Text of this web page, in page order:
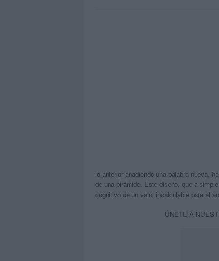
lo anterior añadiendo una palabra nueva,
de una pirámide. Este diseño, que a
cognitivo de un valor incalculable para el
ÚNETE A